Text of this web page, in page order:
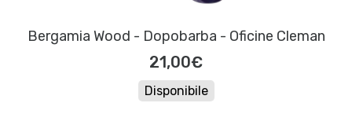
Bergamia Wood - Dopobarba - Oficine Cleman
21,00€
Disponibile